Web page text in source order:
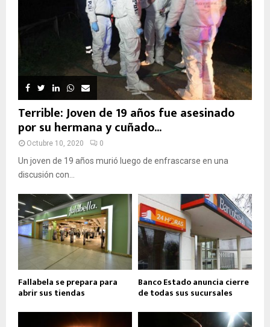
Terrible: Joven de 19 años fue asesinado
por su hermana y cuñado...
Octubre 10, 2020 0
Un joven de 19 años murió luego de enfrascarse en una
discusión con...
Fallabela se prepara para
abrir sus tiendas
Banco Estado anuncia cierre
de todas sus sucursales